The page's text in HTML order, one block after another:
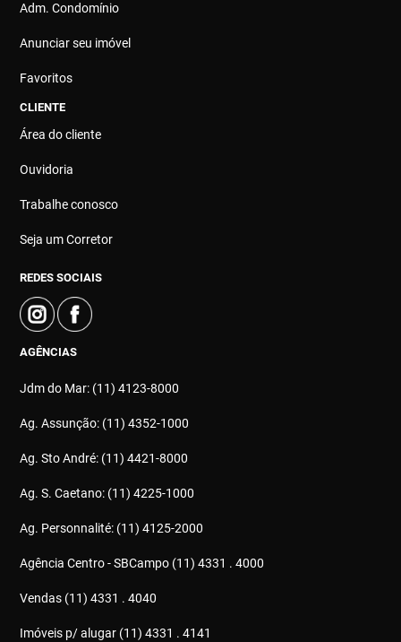
Adm. Condomínio
Anunciar seu imóvel
Favoritos
CLIENTE
Área do cliente
Ouvidoria
Trabalhe conosco
Seja um Corretor
REDES SOCIAIS
AGÊNCIAS
Jdm do Mar: (11) 4123-8000
Ag. Assunção: (11) 4352-1000
Ag. Sto André: (11) 4421-8000
Ag. S. Caetano: (11) 4225-1000
Ag. Personnalité: (11) 4125-2000
Agência Centro - SBCampo (11) 4331 . 4000
Vendas (11) 4331 . 4040
Imóveis p/ alugar (11) 4331 . 4141